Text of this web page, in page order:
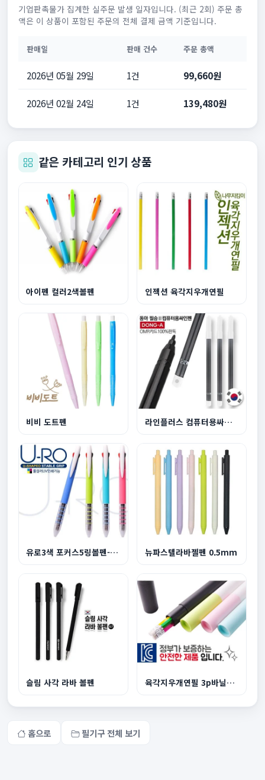
기업판촉물가 집계한 실주문 발생 일자입니다. (최근 2회) 주문 총
액은 이 상품이 포함된 주문의 전체 결제 금액 기준입니다.
판매일 판매 건수 주문 총액
2026년 05월 29일 1건 99,660원
2026년 02월 24일 1건 139,480원
같은 카테고리 인기 상품
아이펜 컬러2색볼펜 인젝션 육각지우개연필
비비 도트펜 라인플러스 컴퓨터용싸인펜
유로3색 포커스5링볼펜-독일잉크 뉴파스텔라바젤펜 0.5mm
슬림 사각 라바 볼펜 육각지우개연필 3p바닐라원통케이스
홈으로 필기구 전체 보기